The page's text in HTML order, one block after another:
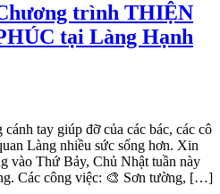
trình THIỆN
tại Làng Hạnh
tay giúp đỡ của các bác, các cô
Làng nhiều sức sống hơn. Xin
vào Thứ Bảy, Chủ Nhật tuần này
Các công việc: 🎨 Sơn tường, […]